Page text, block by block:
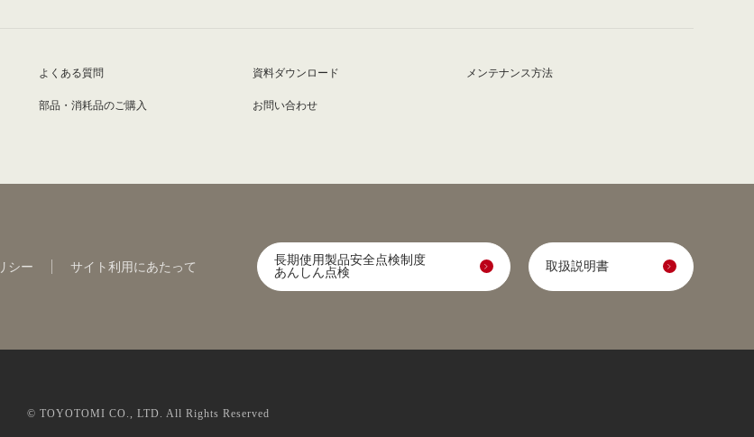
よくある質問 資料ダウンロード メンテナンス方法
部品・消耗品のご購入 お問い合わせ
シー サイト利用にあたって
長期使用製品安全点検制度
あんしん点検
取扱説明書
© TOYOTOMI CO., LTD. All Rights Reserved